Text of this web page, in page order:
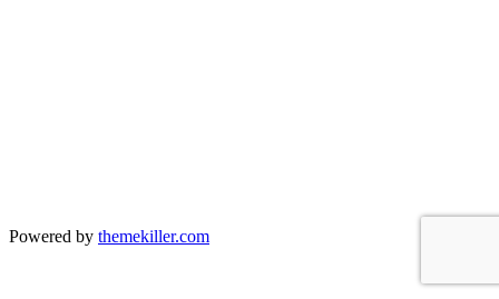
Powered by themekiller.com